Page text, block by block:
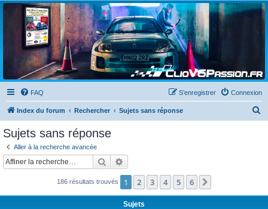
Clio V6 Passion
Le site français des passionnés de Clio V6
FAQ Connexion
S’enregistrer
Index du forum Rechercher Sujets sans réponse
c
Sujets sans réponse
Aller à la recherche avancée
Rechercher
186 résultats trouvés 1 2 3 4 5 6
Sujets